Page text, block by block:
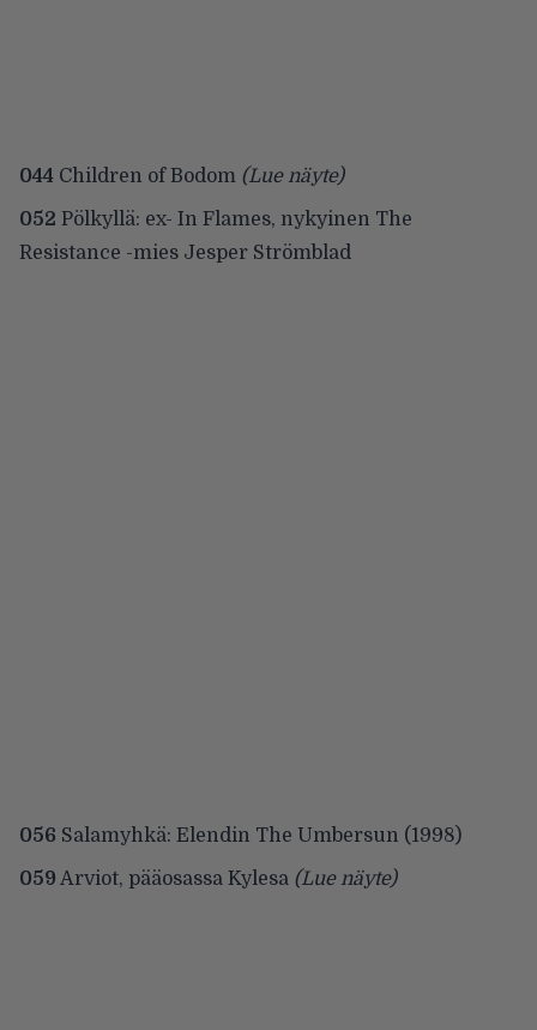
044 Children of Bodom (Lue näyte)
052 Pölkyllä: ex- In Flames, nykyinen The
Resistance -mies Jesper Strömblad
056 Salamyhkä: Elendin The Umbersun (1998)
059 Arviot, pääosassa Kylesa (Lue näyte)